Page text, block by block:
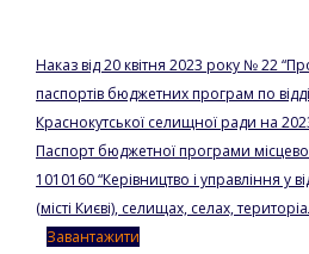
Наказ від 20 квітня 2023 року № 22
паспортів бюджетних програм по
Краснокутської селищної ради на
Паспорт бюджетної програми
1010160 “Керівництво і управління у
(місті Києві), селищах, селах,
Завантажити